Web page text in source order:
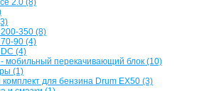
2.0 (8)
350 (8)
90 (4)
(4)
мобильный перекачивающий блок (10)
(1)
комплект для бензина Drum EX50 (3)